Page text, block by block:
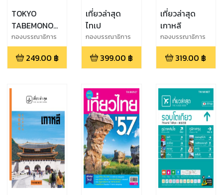
TOKYO
TABEMONO
THE SERIES
กองบรรณาธิการ
249.00 ฿
เที่ยวล่าสุด
ไทเป
กองบรรณาธิการ
THiNKNET
399.00 ฿
เที่ยวล่าสุด
เกาหลี
กองบรรณาธิการ
319.00 ฿